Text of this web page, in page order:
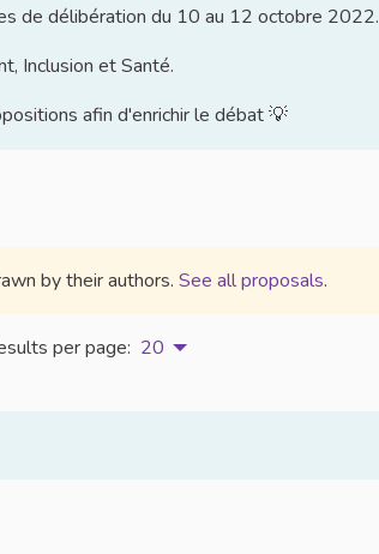
de délibération du 10 au 12 octobre 2022.
Inclusion et Santé.
afin d'enrichir le débat 💡
by their authors. See all proposals.
per page: 20